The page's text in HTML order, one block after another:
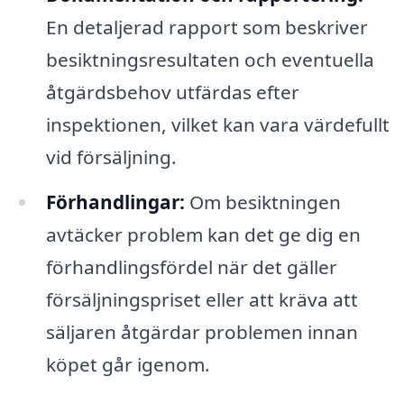
En detaljerad rapport som beskriver
besiktningsresultaten och eventuella
åtgärdsbehov utfärdas efter
inspektionen, vilket kan vara värdefullt
vid försäljning.
Förhandlingar: Om besiktningen
avtäcker problem kan det ge dig en
förhandlingsfördel när det gäller
försäljningspriset eller att kräva att
säljaren åtgärdar problemen innan
köpet går igenom.